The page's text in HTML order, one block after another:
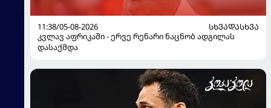
11:38/05-08-2026
ᲡᲮᲕᲐᲓᲐᲡᲮᲕᲐ
კვლავ აფრიკაში - ერვე რენარი ნაცნობ ადგილას
დასაქმდა